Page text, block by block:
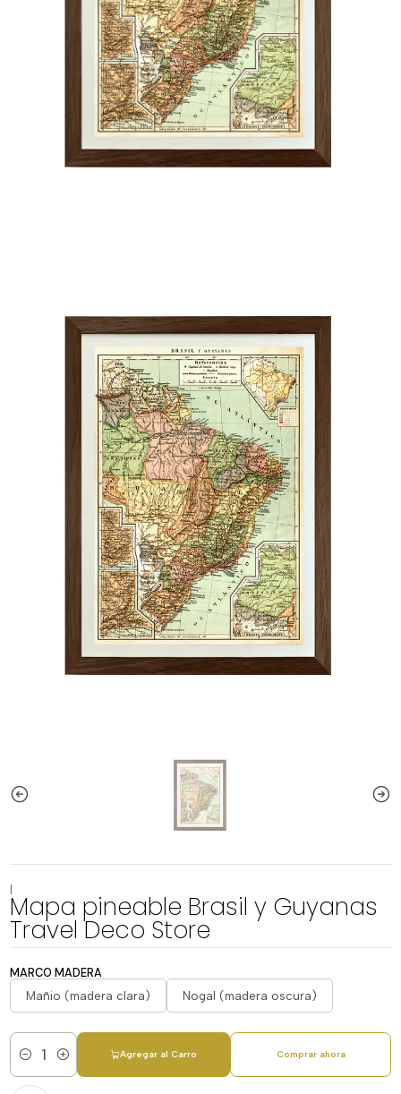
|
Mapa pineable Brasil y Guyanas
Travel Deco Store
MARCO MADERA
Mañio (madera clara) Nogal (madera oscura)
Cantidad
Agregar al Carro Comprar ahora